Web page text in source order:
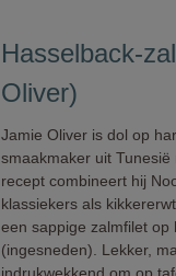
Hasselback-
Oliver)
Jamie Oliver is dol op
smaakmaker uit
recept combineert hij
klassiekers als
een sappige zalmfilet op
(ingesneden). Lekker,